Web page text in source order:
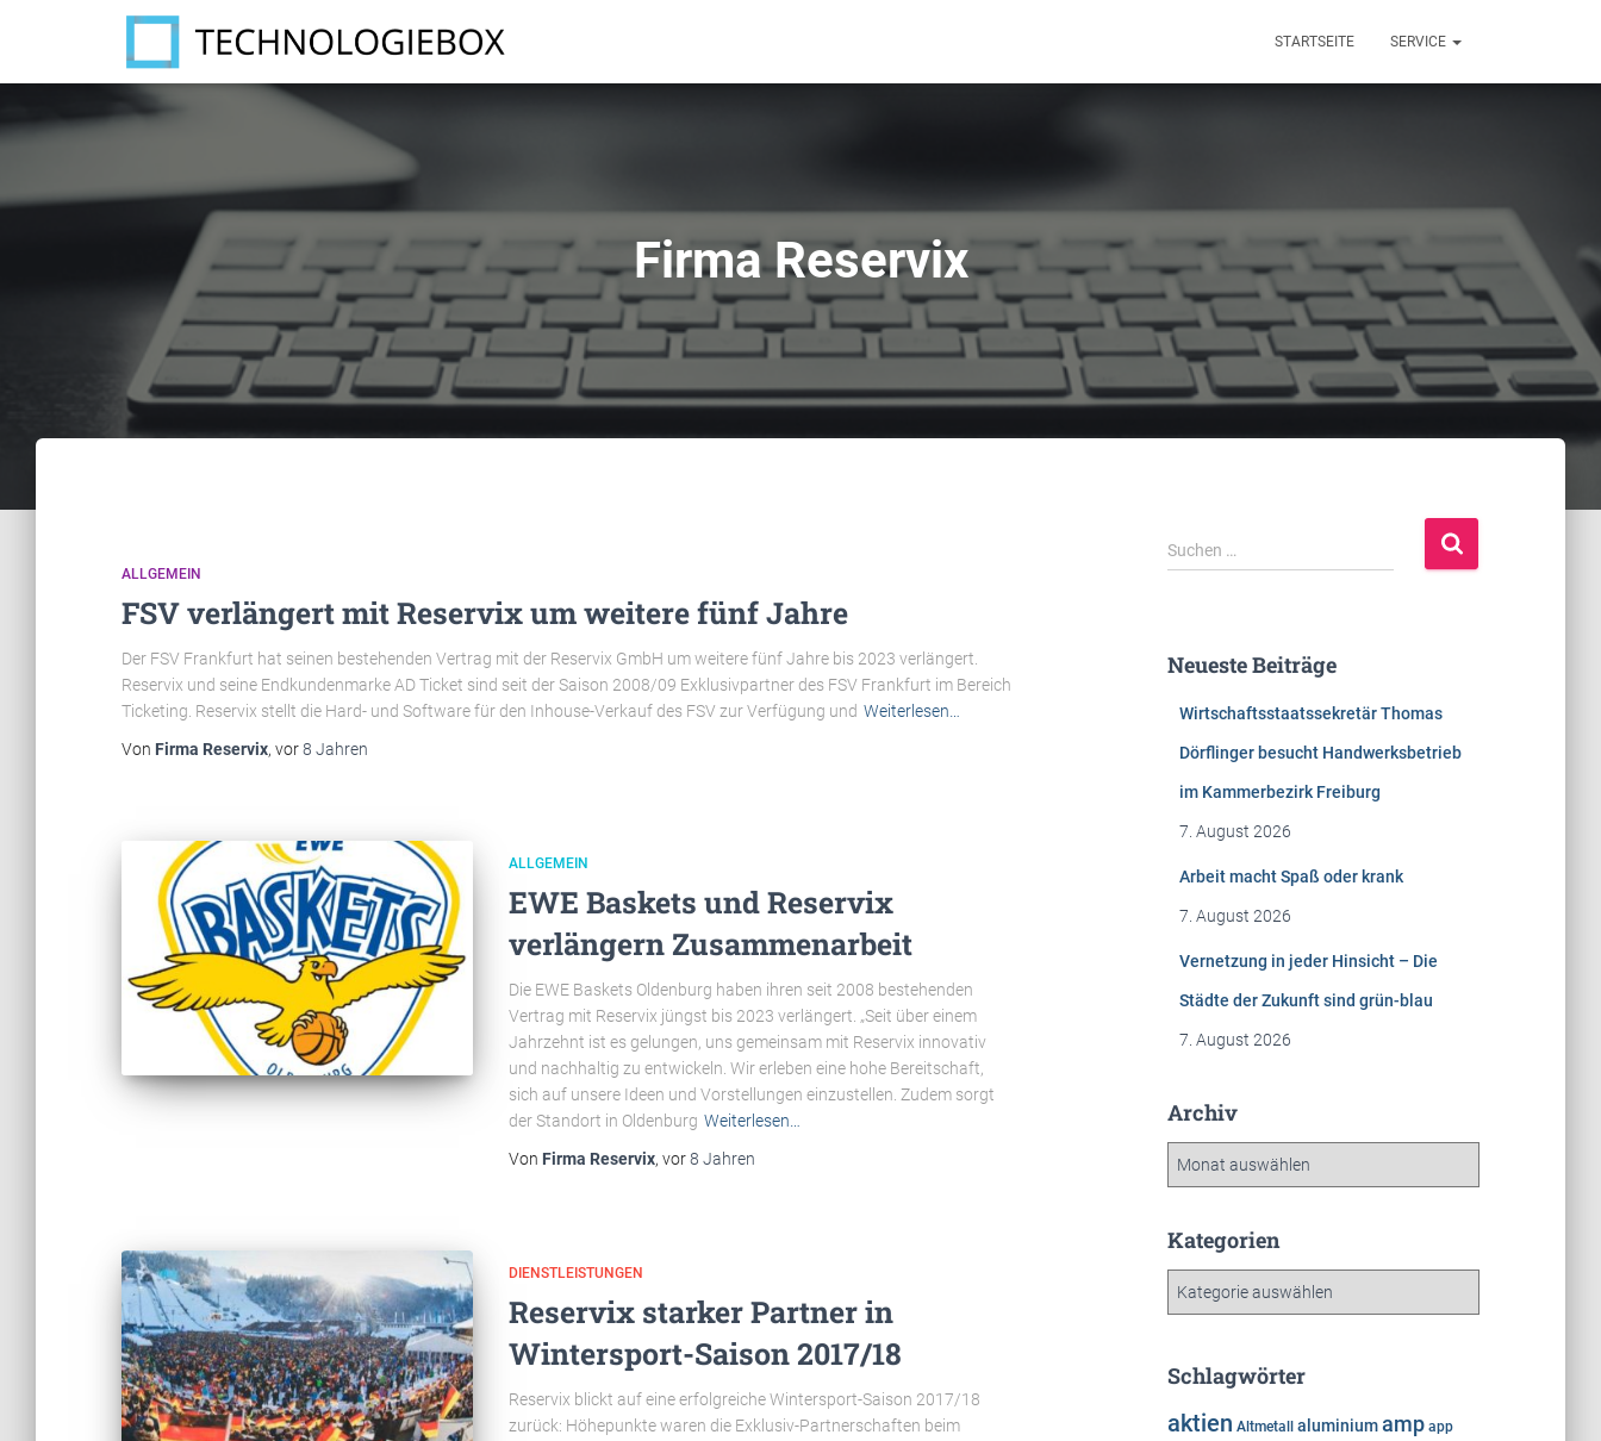
STARTSEITE SERVICE
Firma Reservix
ALLGEMEIN
FSV verlängert mit Reservix um weitere fünf Jahre
Der FSV Frankfurt hat seinen bestehenden Vertrag mit der Reservix GmbH um weitere fünf Jahre bis 2023 verlängert.
Reservix und seine Endkundenmarke AD Ticket sind seit der Saison 2008/09 Exklusivpartner des FSV Frankfurt im Bereich
Ticketing. Reservix stellt die Hard- und Software für den Inhouse-Verkauf des FSV zur Verfügung und Weiterlesen…
Von Firma Reservix, vor8 Jahren
ALLGEMEIN
EWE Baskets und Reservix
verlängern Zusammenarbeit
Die EWE Baskets Oldenburg haben ihren seit 2008 bestehenden
Vertrag mit Reservix jüngst bis 2023 verlängert. „Seit über einem
Jahrzehnt ist es gelungen, uns gemeinsam mit Reservix innovativ
und nachhaltig zu entwickeln. Wir erleben eine hohe Bereitschaft,
sich auf unsere Ideen und Vorstellungen einzustellen. Zudem sorgt
der Standort in Oldenburg Weiterlesen…
Von Firma Reservix, vor8 Jahren
DIENSTLEISTUNGEN
Reservix starker Partner in
Wintersport-Saison 2017/18
Reservix blickt auf eine erfolgreiche Wintersport-Saison 2017/18
zurück: Höhepunkte waren die Exklusiv-Partnerschaften beim
S
u
n
Suchen …
Neueste Beiträge
Wirtschaftsstaatssekretär Thomas
Dörflinger besucht Handwerksbetrieb
im Kammerbezirk Freiburg
7. August 2026
Arbeit macht Spaß oder krank
7. August 2026
Vernetzung in jeder Hinsicht – Die
Städte der Zukunft sind grün-blau
7. August 2026
Archiv
h
Kategorien
g
Schlagwörter
aktien Altmetall aluminium amp app